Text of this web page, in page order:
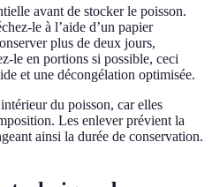
avant de stocker le poisson.
le à l’aide d’un papier
plus de deux jours,
le en portions si possible, ceci
et une décongélation optimisée.
du poisson, car elles
Les enlever prévient la
ainsi la durée de conservation.